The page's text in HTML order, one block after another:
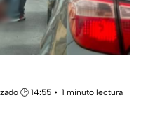
🕑 14:55
1 minuto lectura